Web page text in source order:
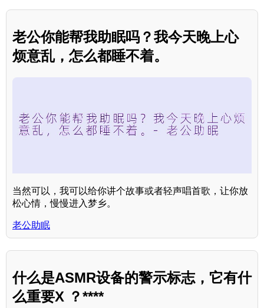
老公你能帮我助眠吗？我今天晚上心
烦意乱，怎么都睡不着。
当然可以，我可以给你讲个故事或者轻声唱首歌，让你放
松心情，慢慢进入梦乡。
老公助眠
什么是ASMR设备的警示标志，它有什
么重要X ？****